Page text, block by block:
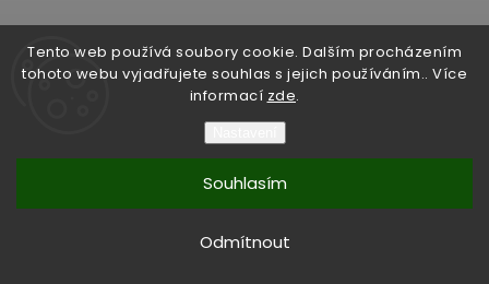
Tento web používá soubory cookie. Dalším procházením
tohoto webu vyjadřujete souhlas s jejich používáním.. Více
informací zde.
Odmítnout
Souhlasím